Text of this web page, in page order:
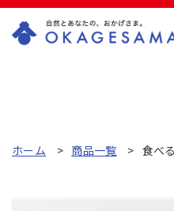
式会社の公式通
ホーム 商品一覧 食べ